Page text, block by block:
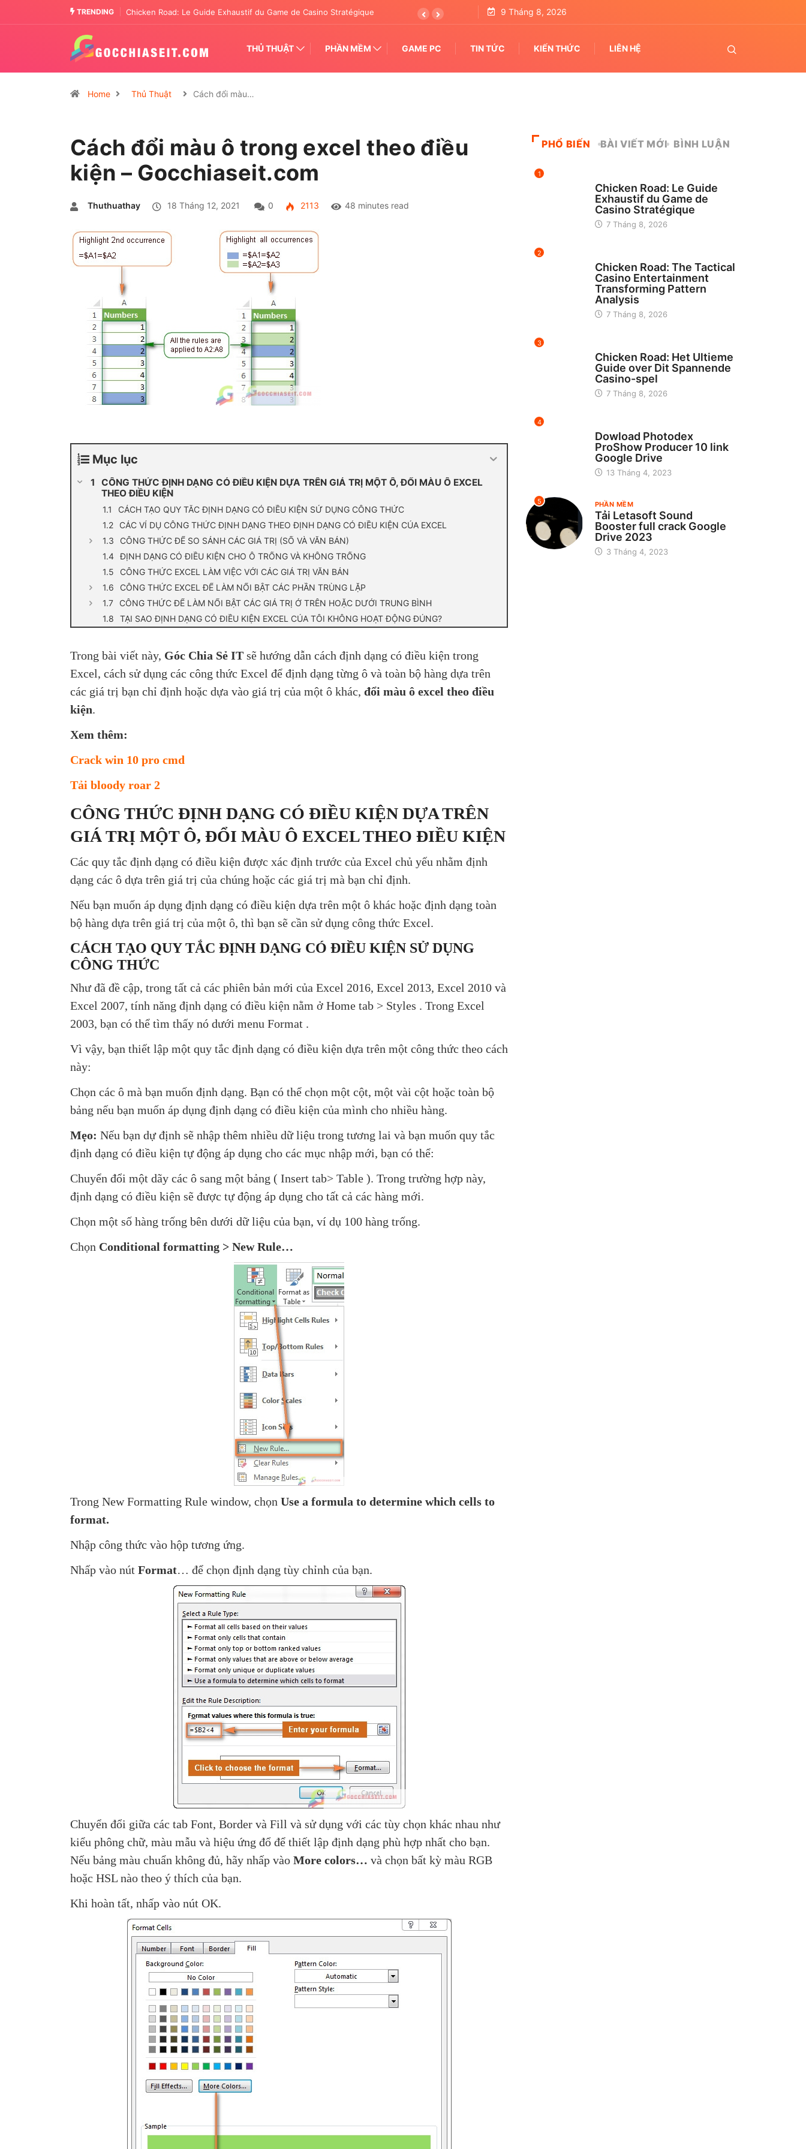
TRENDING Chicken Road: The Tactical Casino Entertainment Transforming Pattern Analysis 9 Tháng 8, 2026
THỦ THUẬT PHẦN MỀM GAME PC TIN TỨC KIẾN THỨC LIÊN HỆ
Home Thủ Thuật Cách đổi màu…
Cách đổi màu ô trong excel theo điều
kiện – Gocchiaseit.com
Thuthuathay 18 Tháng 12, 2021 0 2113 48 minutes read
Mục lục
CÔNG THỨC ĐỊNH DẠNG CÓ ĐIỀU KIỆN DỰA TRÊN GIÁ TRỊ MỘT Ô, ĐỔI MÀU Ô EXCEL
THEO ĐIỀU KIỆN
CÁCH TẠO QUY TẮC ĐỊNH DẠNG CÓ ĐIỀU KIỆN SỬ DỤNG CÔNG THỨC
CÁC VÍ DỤ CÔNG THỨC ĐỊNH DẠNG THEO ĐỊNH DẠNG CÓ ĐIỀU KIỆN CỦA EXCEL
CÔNG THỨC ĐỂ SO SÁNH CÁC GIÁ TRỊ (SỐ VÀ VĂN BẢN)
ĐỊNH DẠNG CÓ ĐIỀU KIỆN CHO Ô TRỐNG VÀ KHÔNG TRỐNG
CÔNG THỨC EXCEL LÀM VIỆC VỚI CÁC GIÁ TRỊ VĂN BẢN
CÔNG THỨC EXCEL ĐỂ LÀM NỔI BẬT CÁC PHẦN TRÙNG LẶP
CÔNG THỨC ĐỂ LÀM NỔI BẬT CÁC GIÁ TRỊ Ở TRÊN HOẶC DƯỚI TRUNG BÌNH
TẠI SAO ĐỊNH DẠNG CÓ ĐIỀU KIỆN EXCEL CỦA TÔI KHÔNG HOẠT ĐỘNG ĐÚNG?
Trong bài viết này, Góc Chia Sẻ IT sẽ hướng dẫn cách định dạng có điều kiện trong
Excel, cách sử dụng các công thức Excel để định dạng từng ô và toàn bộ hàng dựa trên
các giá trị bạn chỉ định hoặc dựa vào giá trị của một ô khác, đổi màu ô excel theo điều
kiện.
Xem thêm:
Crack win 10 pro cmd
Tải bloody roar 2
CÔNG THỨC ĐỊNH DẠNG CÓ ĐIỀU KIỆN DỰA TRÊN
GIÁ TRỊ MỘT Ô, ĐỔI MÀU Ô EXCEL THEO ĐIỀU KIỆN
Các quy tắc định dạng có điều kiện được xác định trước của Excel chủ yếu nhằm định
dạng các ô dựa trên giá trị của chúng hoặc các giá trị mà bạn chỉ định.
Nếu bạn muốn áp dụng định dạng có điều kiện dựa trên một ô khác hoặc định dạng toàn
bộ hàng dựa trên giá trị của một ô, thì bạn sẽ cần sử dụng công thức Excel.
CÁCH TẠO QUY TẮC ĐỊNH DẠNG CÓ ĐIỀU KIỆN SỬ DỤNG
CÔNG THỨC
Như đã đề cập, trong tất cả các phiên bản mới của Excel 2016, Excel 2013, Excel 2010 và
Excel 2007, tính năng định dạng có điều kiện nằm ở Home tab > Styles . Trong Excel
2003, bạn có thể tìm thấy nó dưới menu Format .
Vì vậy, bạn thiết lập một quy tắc định dạng có điều kiện dựa trên một công thức theo cách
này:
Chọn các ô mà bạn muốn định dạng. Bạn có thể chọn một cột, một vài cột hoặc toàn bộ
bảng nếu bạn muốn áp dụng định dạng có điều kiện của mình cho nhiều hàng.
Mẹo: Nếu bạn dự định sẽ nhập thêm nhiều dữ liệu trong tương lai và bạn muốn quy tắc
định dạng có điều kiện tự động áp dụng cho các mục nhập mới, bạn có thể:
Chuyển đổi một dãy các ô sang một bảng ( Insert tab> Table ). Trong trường hợp này,
định dạng có điều kiện sẽ được tự động áp dụng cho tất cả các hàng mới.
Chọn một số hàng trống bên dưới dữ liệu của bạn, ví dụ 100 hàng trống.
Chọn Conditional formatting > New Rule…
Trong New Formatting Rule window, chọn Use a formula to determine which cells to
format.
Nhập công thức vào hộp tương ứng.
Nhấp vào nút Format… để chọn định dạng tùy chỉnh của bạn.
Chuyển đổi giữa các tab Font, Border và Fill và sử dụng với các tùy chọn khác nhau như
kiểu phông chữ, màu mẫu và hiệu ứng đổ để thiết lập định dạng phù hợp nhất cho bạn.
Nếu bảng màu chuẩn không đủ, hãy nhấp vào More colors… và chọn bất kỳ màu RGB
hoặc HSL nào theo ý thích của bạn.
Khi hoàn tất, nhấp vào nút OK.
PHỔ BIẾN BÀI VIẾT MỚI BÌNH LUẬN
1
Chicken Road: Le Guide
Exhaustif du Game de
Casino Stratégique
7 Tháng 8, 2026
2
Chicken Road: The Tactical
Casino Entertainment
Transforming Pattern
Analysis
7 Tháng 8, 2026
3
Chicken Road: Het Ultieme
Guide over Dit Spannende
Casino-spel
7 Tháng 8, 2026
4
Dowload Photodex
ProShow Producer 10 link
Google Drive
13 Tháng 4, 2023
5 PHẦN MỀM
Tải Letasoft Sound
Booster full crack Google
Drive 2023
3 Tháng 4, 2023